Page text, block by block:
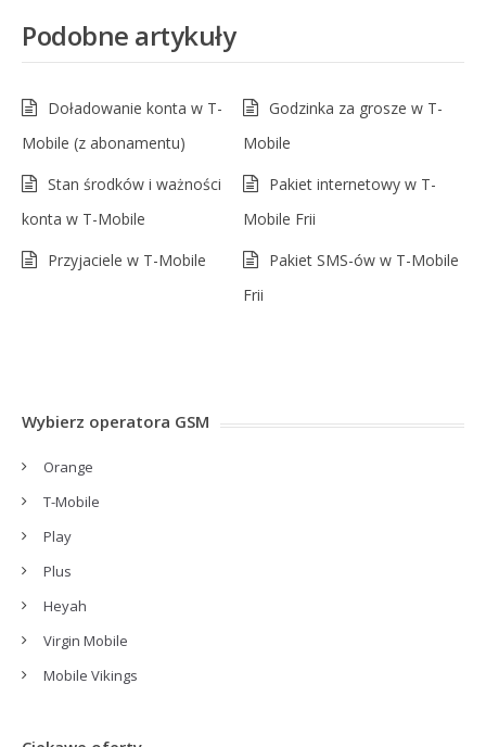
Podobne artykuły
Doładowanie konta w T-
Mobile (z abonamentu)
Godzinka za grosze w T-
Mobile
Stan środków i ważności
konta w T-Mobile
Pakiet internetowy w T-
Mobile Frii
Przyjaciele w T-Mobile
Pakiet SMS-ów w T-Mobile
Frii
Wybierz operatora GSM
Orange
T-Mobile
Play
Plus
Heyah
Virgin Mobile
Mobile Vikings